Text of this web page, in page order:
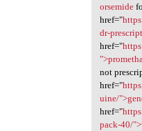
orsemide
href="
dr-
href="
not
href="
uine/
href="
pack-40/